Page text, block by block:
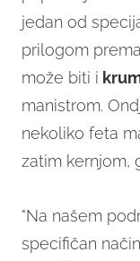
jedan od
prilogom
može biti i
manistrom.
nekoliko feta
zatim kernjom,
"Na našem
specifičan